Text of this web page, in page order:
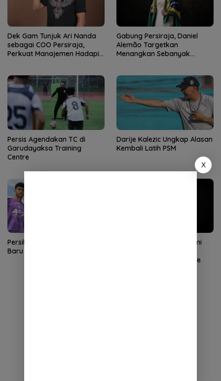
Dek Gam Tunjuk Ari Nanda
sebagai COO Persiraja,
Perkuat Manajemen Hadapi
Gabung Persiraja, Daniel
Alemão Targetkan
Menangkan Sebanyak
Persis Agendakan TC di
Garudayaksa Training
Centre
Darije Kalezic Ungkap Alasan
Kembali Latih PSM
Persik Perkenalkan 5 Pemain
Baru
Ilham Udin Armaiyn Resmi
Promosi ke Super League
X